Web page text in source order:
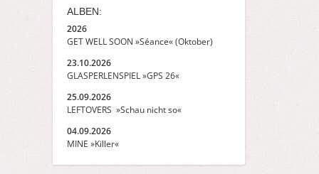
ALBEN:
2026
GET WELL SOON »Séance« (Oktober)
23.10.2026
GLASPERLENSPIEL »GPS 26«
25.09.2026
LEFTOVERS »Schau nicht so«
04.09.2026
MINE »Killer«